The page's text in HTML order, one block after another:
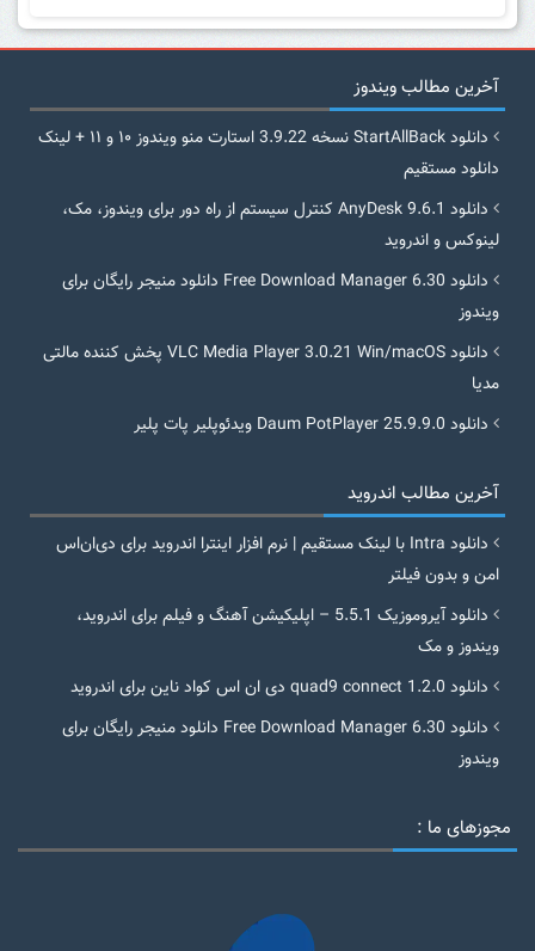
آخرین مطالب ویندوز
دانلود StartAllBack نسخه 3.9.22 استارت منو ویندوز ۱۰ و ۱۱ + لینک
دانلود مستقیم
دانلود AnyDesk 9.6.1 کنترل سیستم از راه دور برای ویندوز، مک،
لینوکس و اندروید
دانلود Free Download Manager 6.30 دانلود منیجر رایگان برای
ویندوز
دانلود VLC Media Player 3.0.21 Win/macOS پخش کننده مالتی
مدیا
دانلود Daum PotPlayer 25.9.9.0 ویدئوپلیر پات پلیر
آخرین مطالب اندروید
دانلود Intra با لینک مستقیم | نرم افزار اینترا اندروید برای دی‌ان‌اس
امن و بدون فیلتر
دانلود آیروموزیک 5.5.1 – اپلیکیشن آهنگ و فیلم برای اندروید،
ویندوز و مک
دانلود quad9 connect 1.2.0 دی ان اس کواد ناین برای اندروید
دانلود Free Download Manager 6.30 دانلود منیجر رایگان برای
ویندوز
مجوزهای ما :